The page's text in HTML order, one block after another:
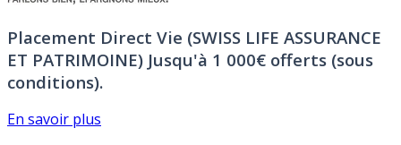
Placement Direct Vie (SWISS LIFE ASSURANCE
ET PATRIMOINE) Jusqu'à 1 000€ offerts (sous
conditions).
En savoir plus